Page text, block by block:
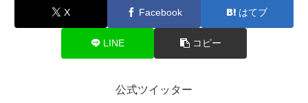
X Facebook はてブ
LINE コピー
公式ツイッター